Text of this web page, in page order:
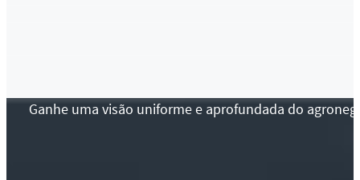
Ganhe uma visão uniforme e aprofundada do